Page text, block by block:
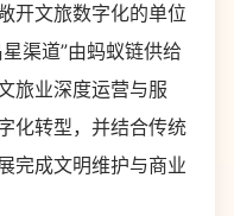
开文旅数字化的单位
渠道”由蚂蚁链供给
旅业深度运营与服
化转型，并结合传统
完成文明维护与商业